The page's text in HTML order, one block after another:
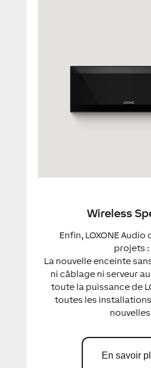
Wireless
Enfin, LOXONE Audio
projets :
La nouvelle enceinte
ni câblage ni serveur
toute la puissance de
toutes les
En savoir